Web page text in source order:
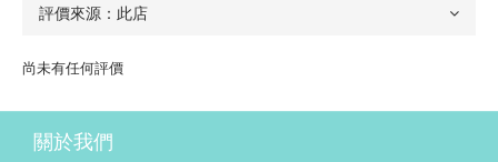
尚未有任何評價
關於我們